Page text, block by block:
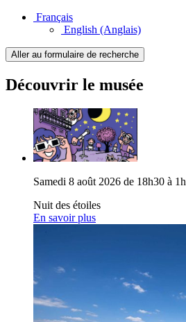
Français
English (Anglais)
Aller au formulaire de recherche
Découvrir le musée
Samedi 8 août 2026 de 18h30 à 1h
Nuit des étoiles
En savoir plus